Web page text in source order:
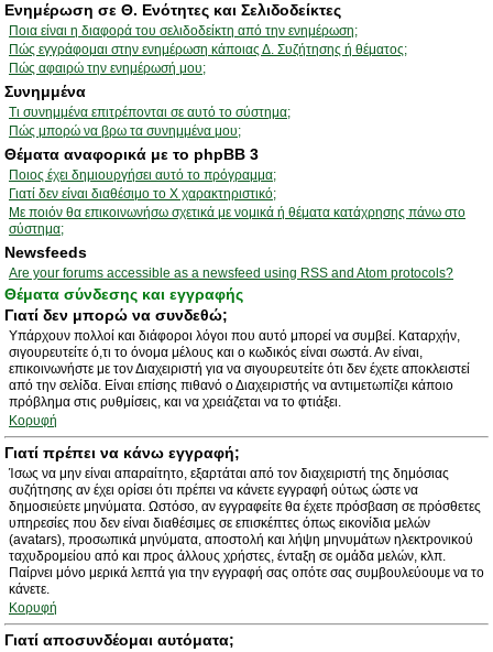
Ενημέρωση σε Θ. Ενότητες και Σελιδοδείκτες
Ποια είναι η διαφορά του σελιδοδείκτη από την ενημέρωση;
Πώς εγγράφομαι στην ενημέρωση κάποιας Δ. Συζήτησης ή θέματος;
Πώς αφαιρώ την ενημέρωσή μου;
Συνημμένα
Τι συνημμένα επιτρέπονται σε αυτό το σύστημα;
Πώς μπορώ να βρω τα συνημμένα μου;
Θέματα αναφορικά με το phpBB 3
Ποιος έχει δημιουργήσει αυτό το πρόγραμμα;
Γιατί δεν είναι διαθέσιμο το Χ χαρακτηριστικό;
Με ποιόν θα επικοινωνήσω σχετικά με νομικά ή θέματα κατάχρησης πάνω στο
σύστημα;
Newsfeeds
Are your forums accessible as a newsfeed using RSS and Atom protocols?
Θέματα σύνδεσης και εγγραφής
Γιατί δεν μπορώ να συνδεθώ;
Υπάρχουν πολλοί και διάφοροι λόγοι που αυτό μπορεί να συμβεί. Καταρχήν,
σιγουρευτείτε ό,τι το όνομα μέλους και ο κωδικός είναι σωστά. Αν είναι,
επικοινωνήστε με τον Διαχειριστή για να σιγουρευτείτε ότι δεν έχετε αποκλειστεί
από την σελίδα. Είναι επίσης πιθανό ο Διαχειριστής να αντιμετωπίζει κάποιο
πρόβλημα στις ρυθμίσεις, και να χρειάζεται να το φτιάξει.
Κορυφή
Γιατί πρέπει να κάνω εγγραφή;
Ίσως να μην είναι απαραίτητο, εξαρτάται από τον διαχειριστή της δημόσιας
συζήτησης αν έχει ορίσει ότι πρέπει να κάνετε εγγραφή ούτως ώστε να
δημοσιεύετε μηνύματα. Ωστόσο, αν εγγραφείτε θα έχετε πρόσβαση σε πρόσθετες
υπηρεσίες που δεν είναι διαθέσιμες σε επισκέπτες όπως εικονίδια μελών
(avatars), προσωπικά μηνύματα, αποστολή και λήψη μηνυμάτων ηλεκτρονικού
ταχυδρομείου από και προς άλλους χρήστες, ένταξη σε ομάδα μελών, κλπ.
Παίρνει μόνο μερικά λεπτά για την εγγραφή σας οπότε σας συμβουλεύουμε να το
κάνετε.
Κορυφή
Γιατί αποσυνδέομαι αυτόματα;